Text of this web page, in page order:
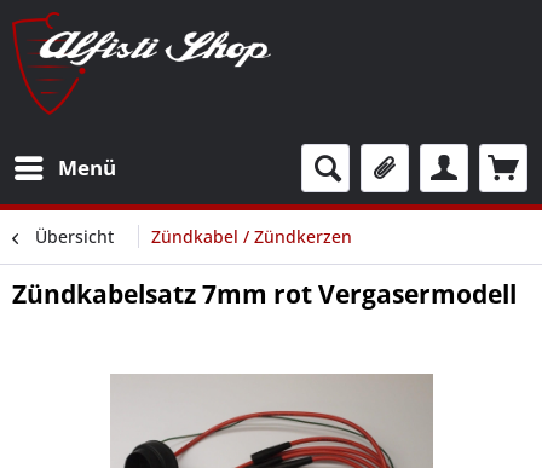
Menü
Übersicht Zündkabel / Zündkerzen
Zündkabelsatz 7mm rot Vergasermodell